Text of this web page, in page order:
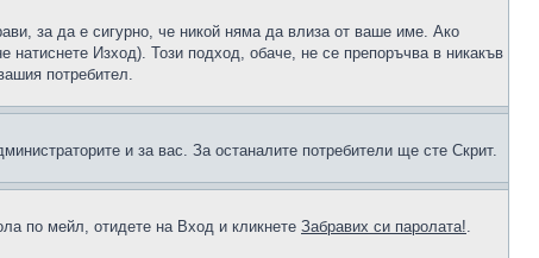
за да е сигурно, че никой няма да влиза от ваше име. Ако
натиснете Изход). Този подход, обаче, не се препоръчва в никакъв
потребител.
и за вас. За останалите потребители ще сте Скрит.
по мейл, отидете на Вход и кликнете Забравих си паролата!.